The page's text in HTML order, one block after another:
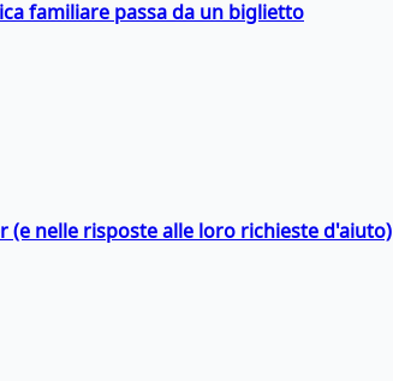
familiare passa da un biglietto
(e nelle risposte alle loro richieste d'aiuto)